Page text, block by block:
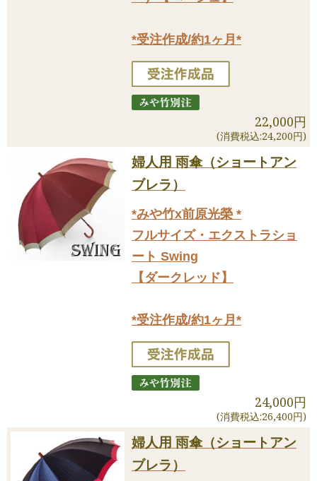
*受注作成/約1ヶ月*
22,000円
(消費税込:24,200円)
婦人用 雨傘（ショートアン
ブレラ）
*みや竹x前原光榮 *
フルサイズ・エクストラショ
ート Swing
【ダークレッド】
*受注作成/約1ヶ月*
24,000円
(消費税込:26,400円)
婦人用 雨傘（ショートアン
ブレラ）